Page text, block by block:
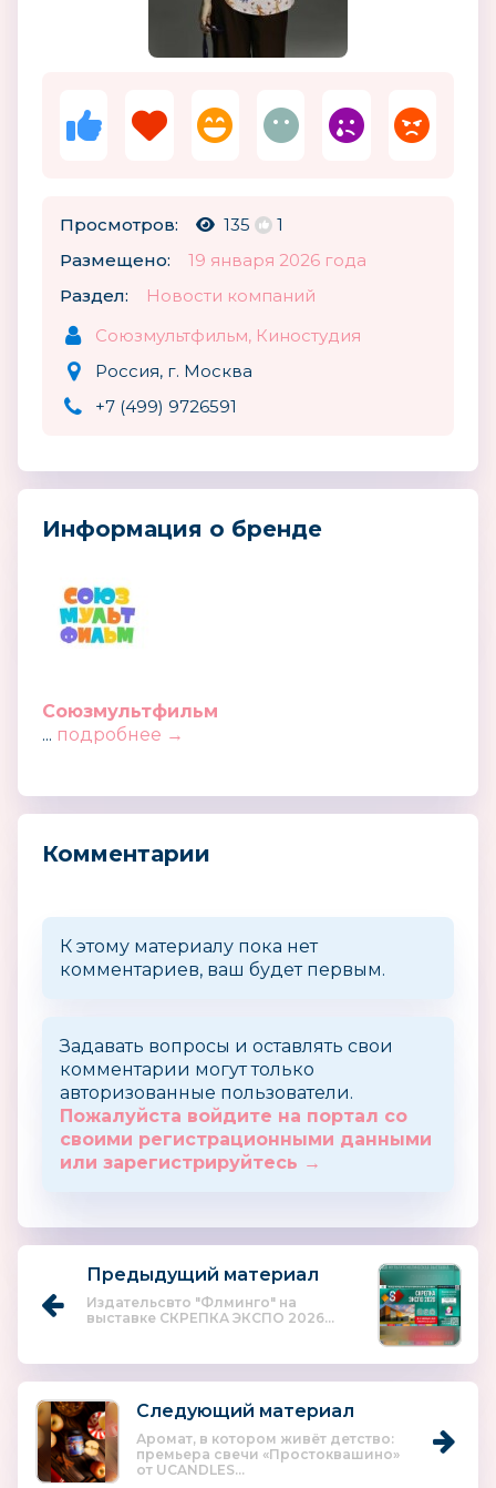
Просмотров: 135
1
Размещено:
19 января 2026 года
Раздел:
Новости компаний
Союзмультфильм, Киностудия
Россия, г. Москва
+7 (499) 9726591
Информация о бренде
Союзмультфильм
... подробнее →
Комментарии
К этому материалу пока нет
комментариев, ваш будет первым.
Задавать вопросы и оставлять свои
комментарии могут только
авторизованные пользователи.
Пожалуйста войдите на портал со
своими регистрационными данными
или зарегистрируйтесь →
Предыдущий материал
Издательсвто "Флминго" на
выставке СКРЕПКА ЭКСПО 2026...
Следующий материал
Аромат, в котором живёт детство:
премьера свечи «Простоквашино»
от UCANDLES...